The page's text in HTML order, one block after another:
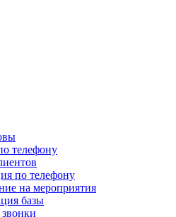
телефону
по телефону
на мероприятия
базы